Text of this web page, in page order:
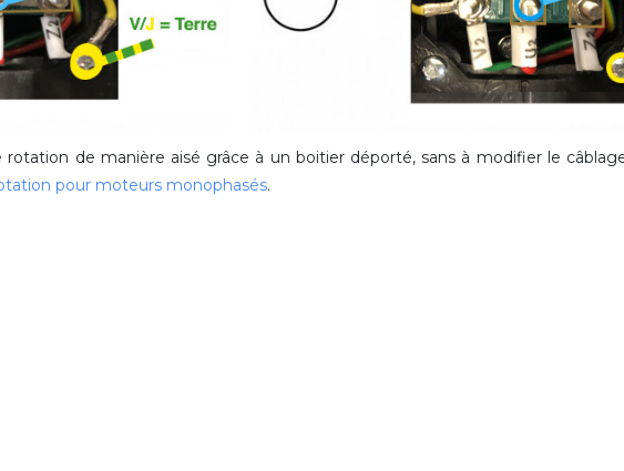
rotation de manière aisé grâce à un boitier déporté, sans à modifier le
pour moteurs monophasés.